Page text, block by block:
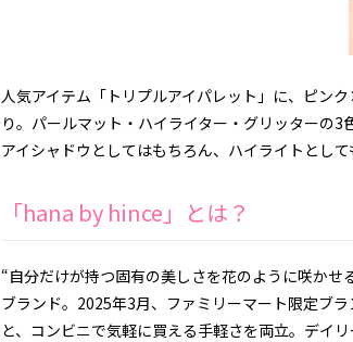
人気アイテム「トリプルアイパレット」に、ピン
り。パールマット・ハイライター・グリッターの3
アイシャドウとしてはもちろん、ハイライトとして
「hana by hince」とは？
“自分だけが持つ固有の美しさを花のように咲か
ブランド。2025年3月、ファミリーマート限定ブ
と、コンビニで気軽に買える手軽さを両立。デイ